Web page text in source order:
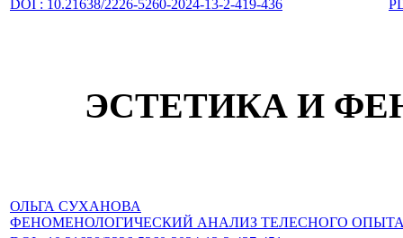
DOI : 10.21638/2226-5260-2024-13-2-419-436
ЭСТЕТИКА И
ОЛЬГА СУХАНОВА
ФЕНОМЕНОЛОГИЧЕСКИЙ АНАЛИЗ ТЕЛЕСНОГО